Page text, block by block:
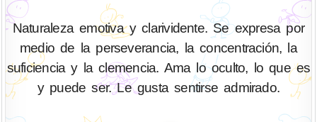
Naturaleza emotiva y clarividente. Se expresa por
medio de la perseverancia, la concentración, la
suficiencia y la clemencia. Ama lo oculto, lo que es
y puede ser. Le gusta sentirse admirado.